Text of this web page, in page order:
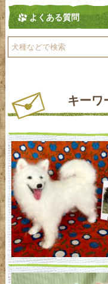
よくある質問
キーワ